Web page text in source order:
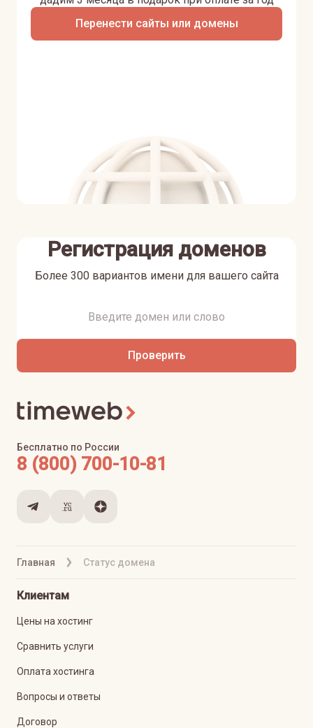
Перенести сайты или домены
Регистрация доменов
Более 300 вариантов имени для вашего сайта
Проверить
Главная Статус домена
Бесплатно по России
8 (800) 700-10-81
Клиентам
Цены на хостинг
Сравнить услуги
Оплата хостинга
Вопросы и ответы
Договор